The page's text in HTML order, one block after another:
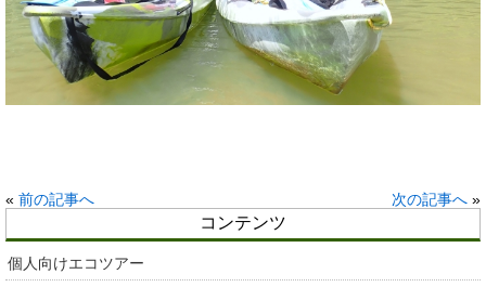
« 前の記事へ 次の記事へ »
コンテンツ
個人向けエコツアー